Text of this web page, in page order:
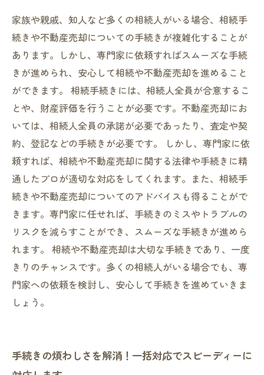
家族や親戚、知人など多くの相続人がいる場合、相続手
続きや不動産売却についての手続きが複雑化することが
あります。しかし、専門家に依頼すればスムーズな手続
きが進められ、安心して相続や不動産売却を進めること
ができます。 相続手続きには、相続人全員が合意するこ
とや、財産評価を行うことが必要です。不動産売却にお
いては、相続人全員の承諾が必要であったり、査定や契
約、登記などの手続きが必要です。 しかし、専門家に依
頼すれば、相続や不動産売却に関する法律や手続きに精
通したプロが適切な対応をしてくれます。また、相続手
続きや不動産売却についてのアドバイスも得ることがで
きます。専門家に任せれば、手続きのミスやトラブルの
リスクを減らすことができ、スムーズな手続きが進めら
れます。 相続や不動産売却は大切な手続きであり、一度
きりのチャンスです。多くの相続人がいる場合でも、専
門家への依頼を検討し、安心して手続きを進めていきま
しょう。
手続きの煩わしさを解消！一括対応でスピーディーに